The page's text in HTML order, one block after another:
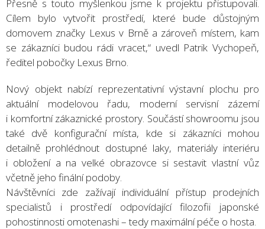
Přesně s touto myšlenkou jsme k projektu přistupovali.
Cílem bylo vytvořit prostředí, které bude důstojným
domovem značky Lexus v Brně a zároveň místem, kam
se zákazníci budou rádi vracet,“ uvedl Patrik Vychopeň,
ředitel pobočky Lexus Brno.
Nový objekt nabízí reprezentativní výstavní plochu pro
aktuální modelovou řadu, moderní servisní zázemí
i komfortní zákaznické prostory. Součástí showroomu jsou
také dvě konfigurační místa, kde si zákazníci mohou
detailně prohlédnout dostupné laky, materiály interiéru
i obložení a na velké obrazovce si sestavit vlastní vůz
včetně jeho finální podoby.
Návštěvníci zde zažívají individuální přístup prodejních
specialistů i prostředí odpovídající filozofii japonské
pohostinnosti omotenashi – tedy maximální péče o hosta.